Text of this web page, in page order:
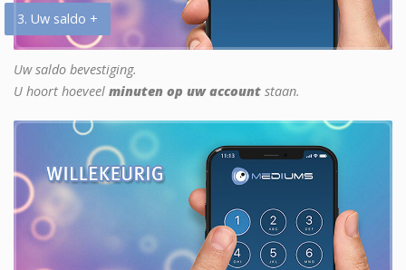
3. Uw saldo +
Uw saldo bevestiging.
U hoort hoeveel minuten op uw account staan.